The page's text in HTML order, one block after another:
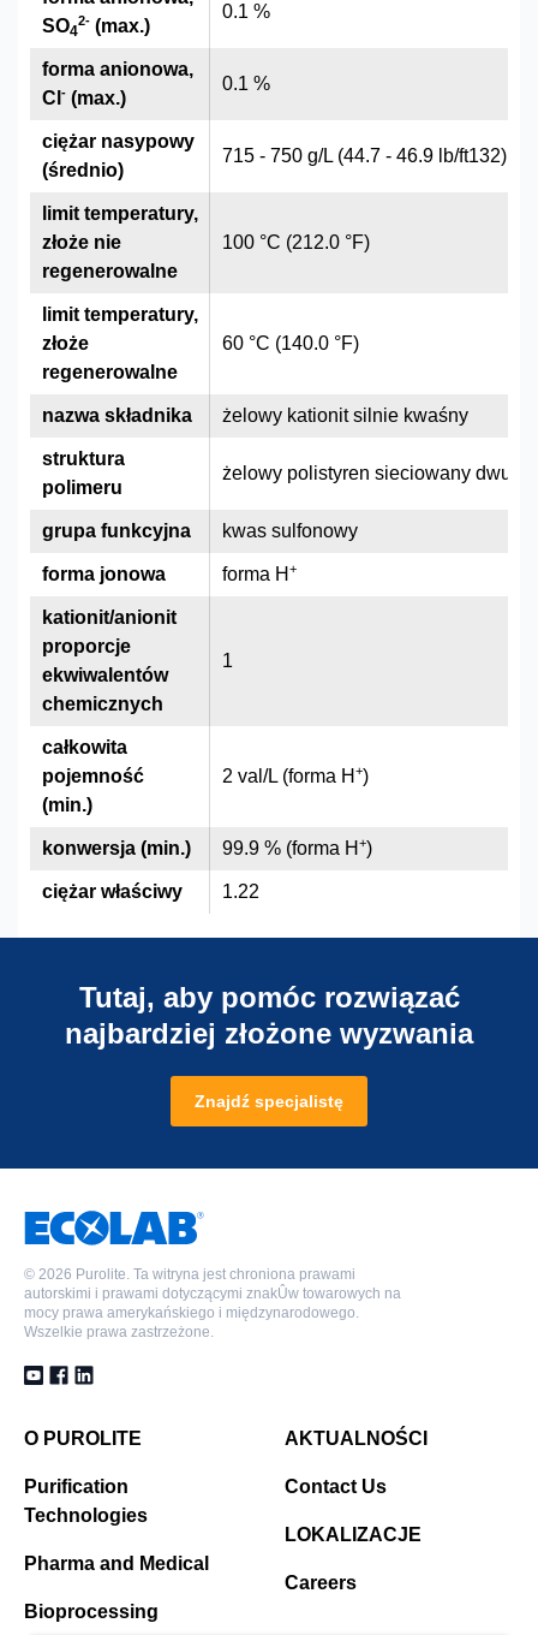
0.1 %
0.1 %
715 - 750 g/L (44.7 - 46.9 lb/ft132)
100 °C (212.0 °F)
60 °C (140.0 °F)
żelowy kationit silnie kwaśny
żelowy polistyren sieciowany
kwas sulfonowy
forma H +
1
2 val/L (forma H +)
99.9 % (forma H +)
1.22
SO4
2- (max.)
forma anionowa,
Cl - (max.)
ciężar nasypowy
(średnio)
limit temperatury,
złoże nie
regenerowalne
limit temperatury,
złoże
regenerowalne
nazwa składnika
struktura
polimeru
grupa funkcyjna
forma jonowa
kationit/anionit
proporcje
ekwiwalentów
chemicznych
całkowita
pojemność
(min.)
konwersja (min.)
ciężar właściwy
Tutaj, aby pomóc rozwiązać
najbardziej złożone wyzwania
Znajdź specjalistę
© 2026 Purolite. Ta witryna jest chroniona prawami
autorskimi i prawami dotyczącymi znakÛw towarowych na
mocy prawa amerykańskiego i międzynarodowego.
Wszelkie prawa zastrzeżone.
O PUROLITE
Purification
Technologies
Pharma and Medical
Bioprocessing
AKTUALNOŚCI
Contact Us
LOKALIZACJE
Careers